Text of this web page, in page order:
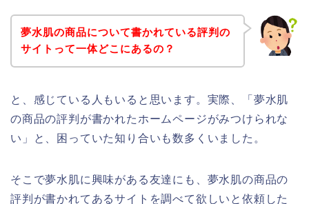
夢水肌の商品について書かれている評判の
サイトって一体どこにあるの？
と、感じている人もいると思います。実際、「夢水肌
の商品の評判が書かれたホームページがみつけられな
い」と、困っていた知り合いも数多くいました。
そこで夢水肌に興味がある友達にも、夢水肌の商品の
評判が書かれてあるサイトを調べて欲しいと依頼した